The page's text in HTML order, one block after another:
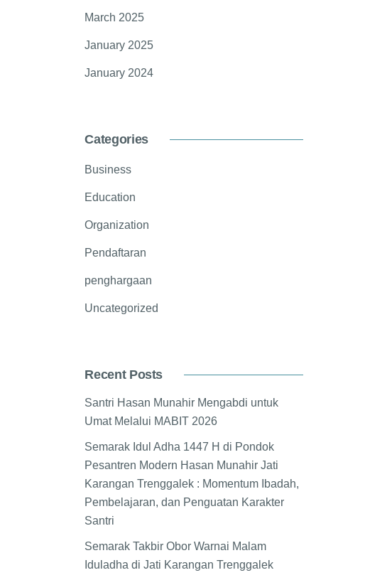
March 2025
January 2025
January 2024
Categories
Business
Education
Organization
Pendaftaran
penghargaan
Uncategorized
Recent Posts
Santri Hasan Munahir Mengabdi untuk
Umat Melalui MABIT 2026
Semarak Idul Adha 1447 H di Pondok
Pesantren Modern Hasan Munahir Jati
Karangan Trenggalek : Momentum Ibadah,
Pembelajaran, dan Penguatan Karakter
Santri
Semarak Takbir Obor Warnai Malam
Iduladha di Jati Karangan Trenggalek